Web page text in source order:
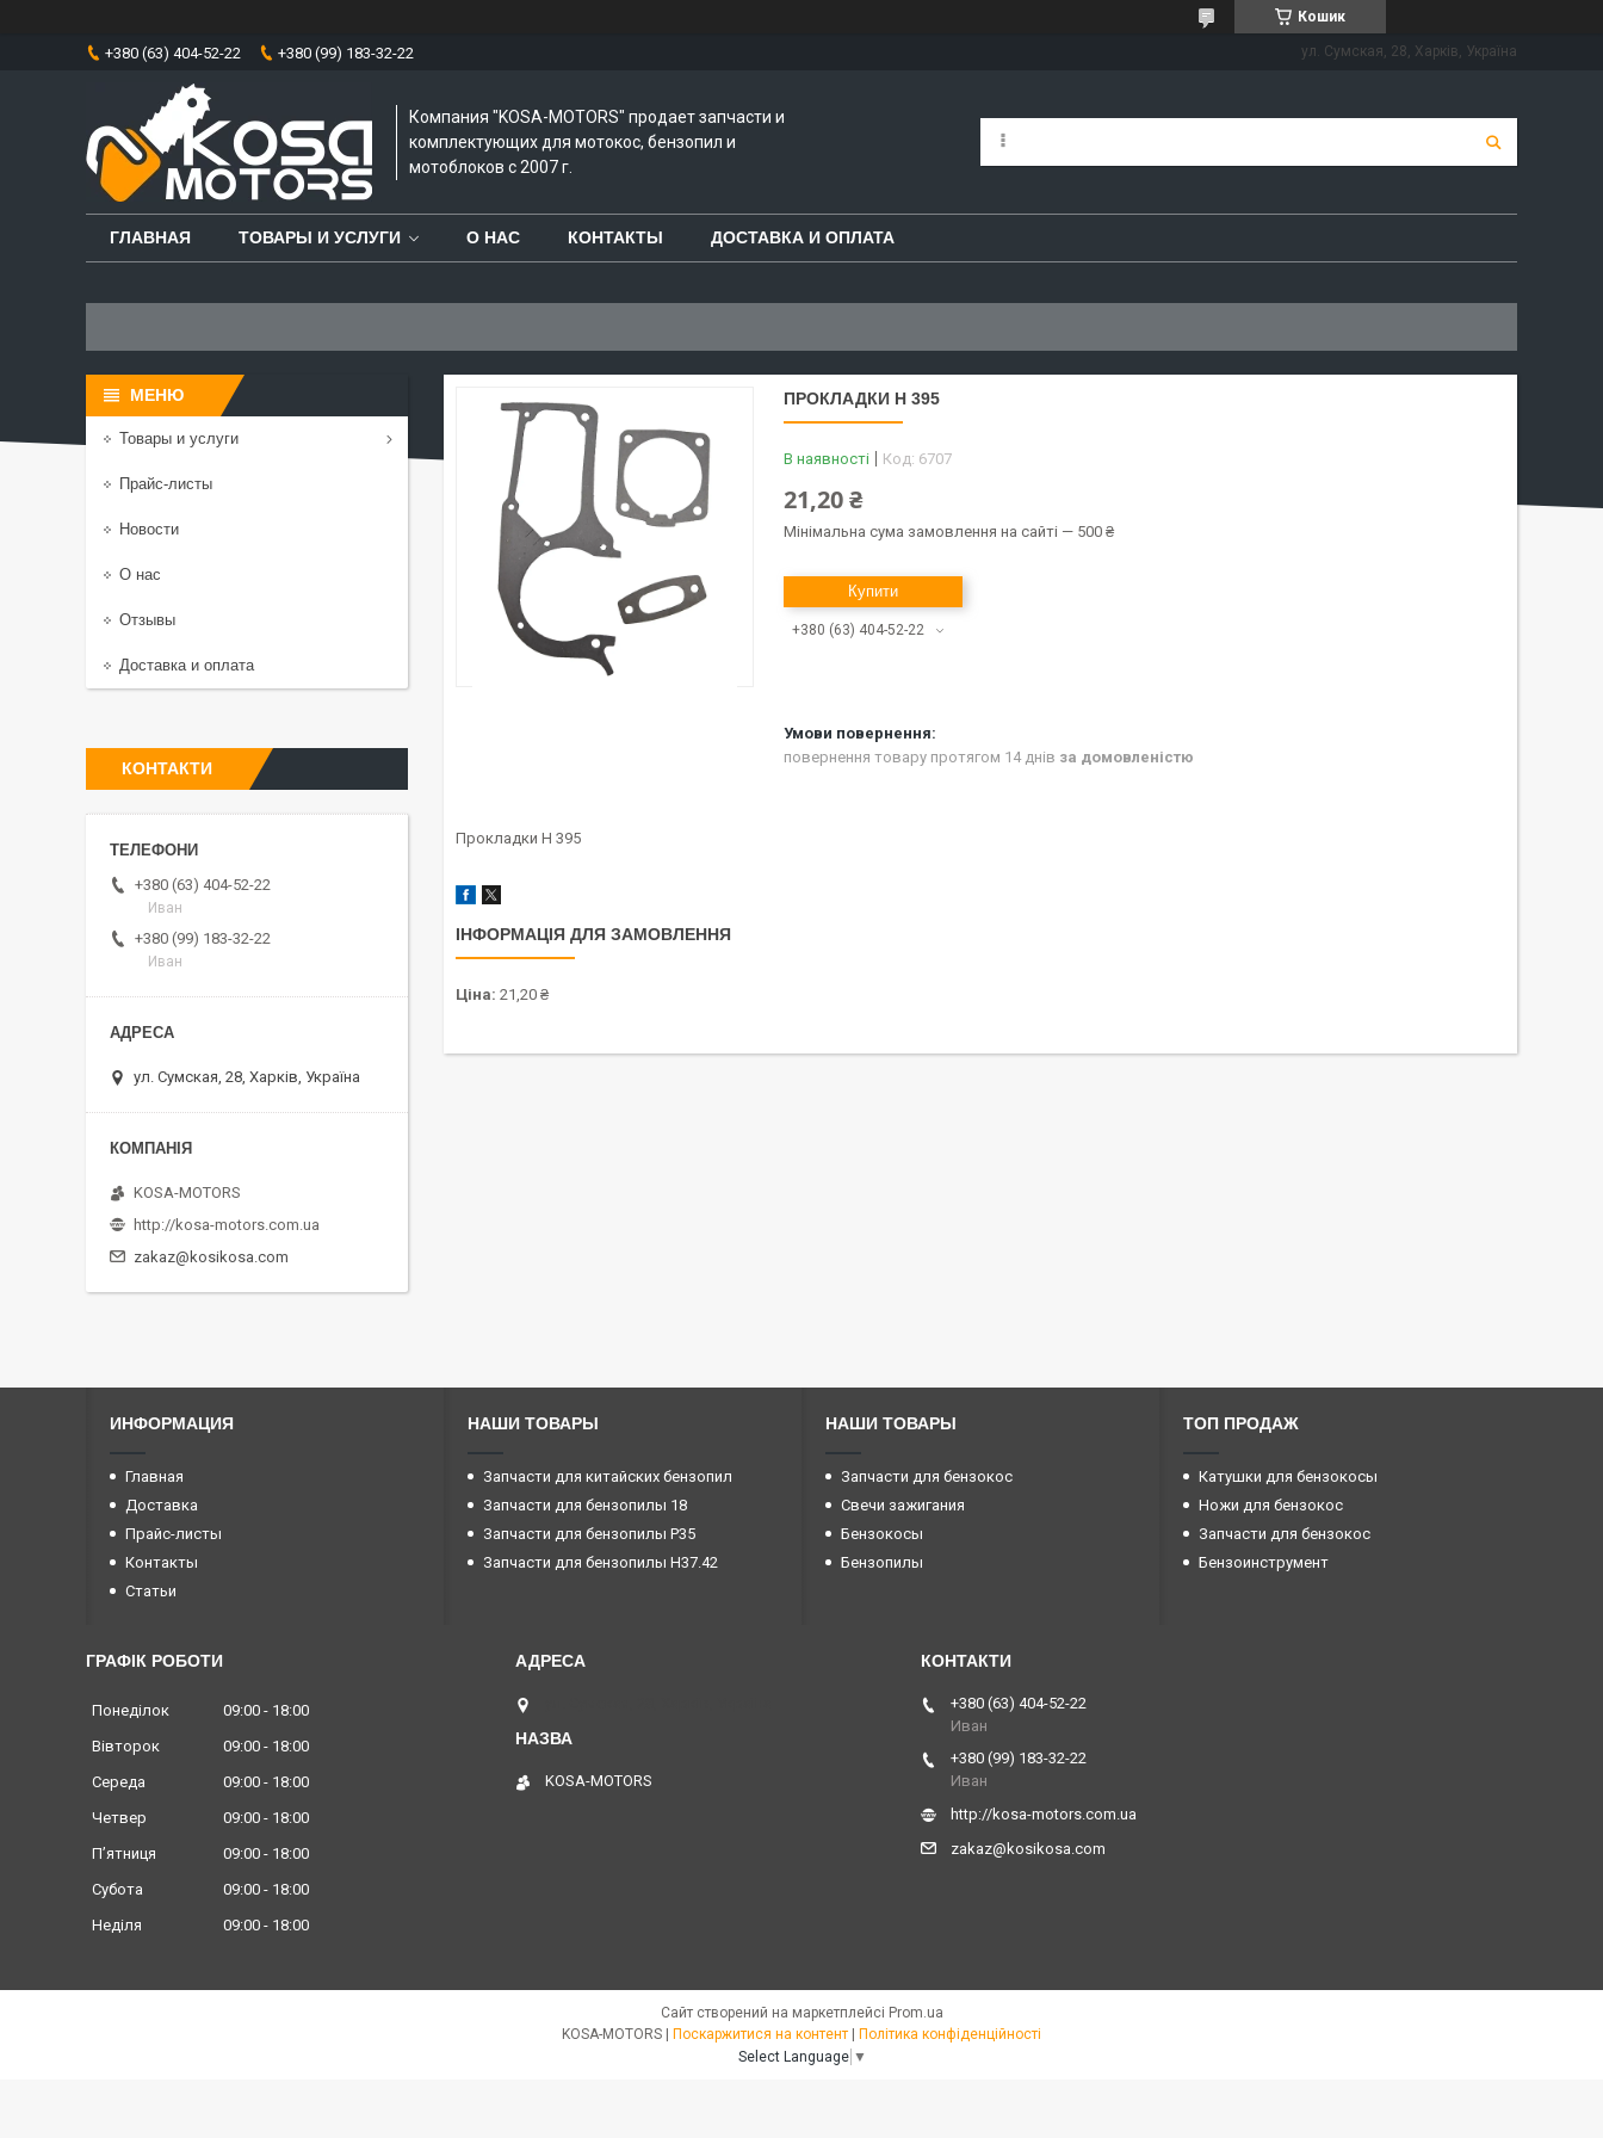
Кошик
+380 (63) 404-52-22 +380 (99) 183-32-22 ул. Сумская, 28, Харків, Україна
Компания "KOSA-MOTORS" продает запчасти и
комплектующих для мотокос, бензопил и
мотоблоков с 2007 г.
ГЛАВНАЯ ТОВАРЫ И УСЛУГИ О НАС КОНТАКТЫ ДОСТАВКА И ОПЛАТА
ПРОКЛАДКИ Н 395
В наявності Код: 6707
21,20 ₴
Мінімальна сума замовлення на сайті — 500 ₴
Купити
+380 (63) 404-52-22
повернення товару протягом 14 днів за домовленістю
Прокладки Н 395
ІНФОРМАЦІЯ ДЛЯ ЗАМОВЛЕННЯ
Ціна: 21,20 ₴
Товары и услуги
Прайс-листы
Новости
О нас
Отзывы
Доставка и оплата
КОНТАКТИ
+380 (63) 404-52-22
Иван
+380 (99) 183-32-22
Иван
ул. Сумская, 28, Харків, Україна
KOSA-MOTORS
http://kosa-motors.com.ua
zakaz@kosikosa.com
ИНФОРМАЦИЯ
Главная
Доставка
Прайс-листы
Контакты
Статьи
НАШИ ТОВАРЫ
Запчасти для китайских бензопил
Запчасти для бензопилы 18
Запчасти для бензопилы P35
Запчасти для бензопилы H37.42
НАШИ ТОВАРЫ
Запчасти для бензокос
Свечи зажигания
Бензокосы
Бензопилы
ТОП ПРОДАЖ
Катушки для бензокосы
Ножи для бензокос
Запчасти для бензокос
Бензоинструмент
ГРАФІК РОБОТИ
Понеділок 09:00
18:00
Вівторок
09:00
18:00
Середа
09:00
18:00
Четвер
09:00
18:00
Пʼятниця
09:00
18:00
Субота
09:00
18:00
Неділя
09:00 18:00
KOSA-MOTORS
+380 (63) 404-52-22
Иван
+380 (99) 183-32-22
Иван
http://kosa-motors.com.ua
zakaz@kosikosa.com
Сайт створений на маркетплейсі Prom.ua
Поскаржитися на контент
Політика конфіденційності
Select Language ▼